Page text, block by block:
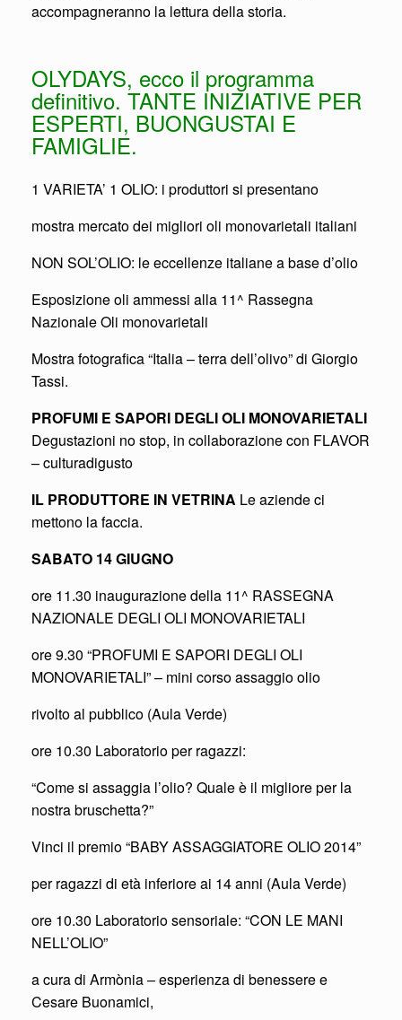
accompagneranno la lettura della storia.
OLYDAYS, ecco il programma
definitivo. TANTE INIZIATIVE PER
ESPERTI, BUONGUSTAI E
FAMIGLIE.
1 VARIETA’ 1 OLIO: i produttori si presentano
mostra mercato dei migliori oli monovarietali italiani
NON SOL’OLIO: le eccellenze italiane a base d’olio
Esposizione oli ammessi alla 11^ Rassegna
Nazionale Oli monovarietali
Mostra fotografica “Italia – terra dell’olivo” di Giorgio
Tassi.
PROFUMI E SAPORI DEGLI OLI MONOVARIETALI
Degustazioni no stop, in collaborazione con FLAVOR
– culturadigusto
IL PRODUTTORE IN VETRINA Le aziende ci
mettono la faccia.
SABATO 14 GIUGNO
ore 11.30 inaugurazione della 11^ RASSEGNA
NAZIONALE DEGLI OLI MONOVARIETALI
ore 9.30 “PROFUMI E SAPORI DEGLI OLI
MONOVARIETALI” – mini corso assaggio olio
rivolto al pubblico (Aula Verde)
ore 10.30 Laboratorio per ragazzi:
“Come si assaggia l’olio? Quale è il migliore per la
nostra bruschetta?”
Vinci il premio “BABY ASSAGGIATORE OLIO 2014”
per ragazzi di età inferiore ai 14 anni (Aula Verde)
ore 10.30 Laboratorio sensoriale: “CON LE MANI
NELL’OLIO”
a cura di Armònia – esperienza di benessere e
Cesare Buonamici,